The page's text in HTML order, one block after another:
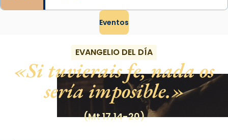
Eventos
EVANGELIO DEL DÍA
Si tuvierais fe, nada os
sería imposible.
(Mt 17,14-20)